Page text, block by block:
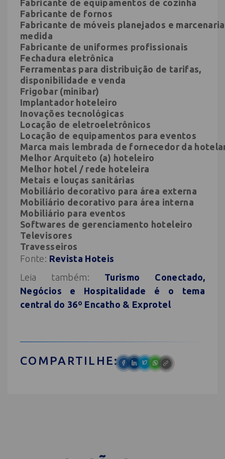
Fabricante de equipamentos de cozinha
Fabricante de fornos
Fabricante de móveis planejados e
medida
Fabricante de uniformes profissionais
Fechadura eletrônica
Ferramentas para distribuição de tarifas,
disponibilidade e venda
Frigobar (minibar)
Implantador hoteleiro
Inovações tecnológicas
Locação de eletroeletrônicos
Locação de equipamentos para eventos
Marca mais lembrada de fornecedor da
Melhor Arquiteto (a) hoteleiro
Melhor hotel / rede hoteleira
Metais e louças sanitárias
Mobiliário decorativo para área externa
Mobiliário decorativo para área interna
Mobiliário para eventos
Softwares de gerenciamento hoteleiro
Televisores
Travesseiros
Fonte: Revista Hoteis
Leia também: Turismo Conectado,
Negócios e Hospitalidade é o tema
central do 36º Encatho & Exprotel
COMPARTILHE: